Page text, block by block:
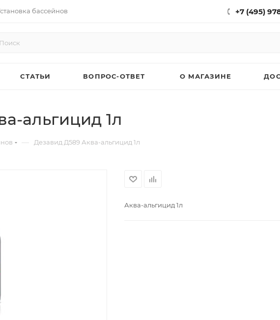
бассейнов +7 (495)
СТАТЬИ ВОПРОС-ОТВЕТ О МАГАЗИНЕ
альгицид 1л
— Дезавид Д589 Аква-альгицид 1л
Аква-альгицид 1л